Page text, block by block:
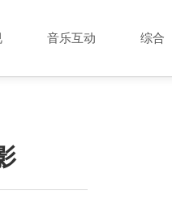
音乐互动 综合